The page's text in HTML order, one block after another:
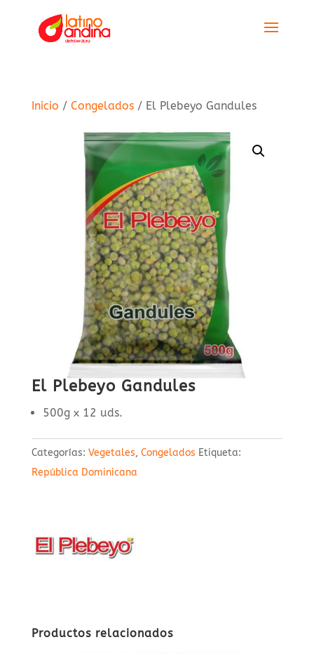
Inicio / Congelados/ El Plebeyo Gandules
El Plebeyo Gandules
500g x 12 uds.
Categorías: Vegetales, Congelados Etiqueta:
República Dominicana
Productos relacionados